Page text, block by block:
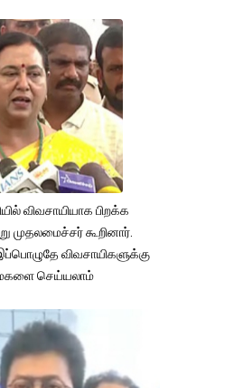
விவசாயியாக பிறக்க
முதலமைச்சர் கூறினார்.
விவசாயிகளுக்கு
செய்யலாம்